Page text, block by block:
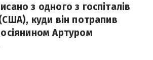
з одного з госпіталів
куди він потрапив
Артуром